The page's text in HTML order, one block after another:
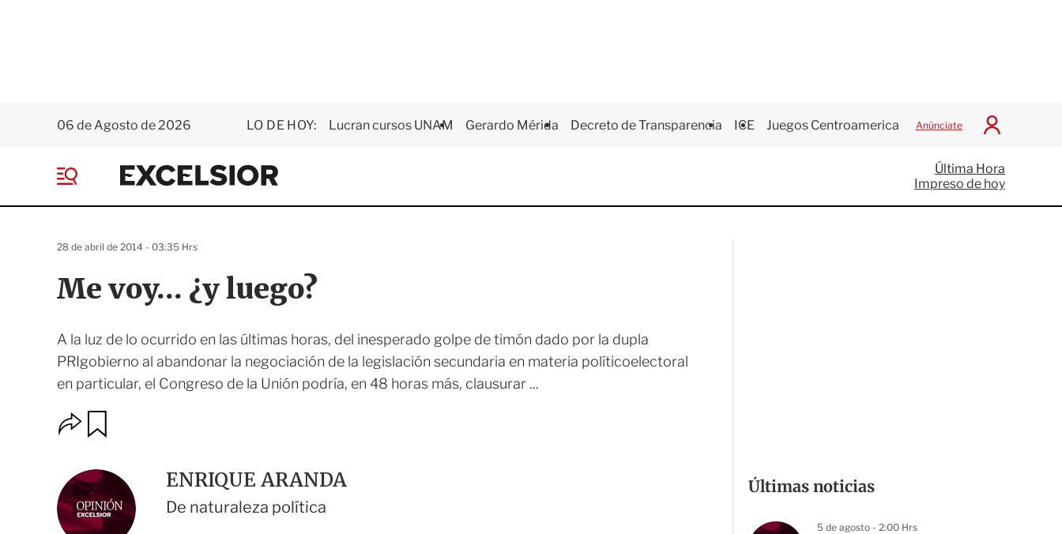
06 de Agosto de 2026 LO DE HOY: Lucran cursos UNAM Gerardo Mérida Decreto de Transparencia ICE Juegos CentroamericanosAnúnciate
I
c
i
a
E
x
e
r
e
Última Hora
Impreso de hoy
Me voy… ¿y luego?
A la luz de lo ocurrido en las últimas horas, del inesperado golpe de timón dado por la dupla
PRIgobierno al abandonar la negociación de la legislación secundaria en materia políticoelectoral
en particular, el Congreso de la Unión podría, en 48 horas más, clausurar ...
28 de abril de 2014 - 03:35 Hrs
O
p
o
n
e
s
d
r
ENRIQUE ARANDA
De naturaleza política
Últimas noticias
5 de agosto - 2:00 Hrs